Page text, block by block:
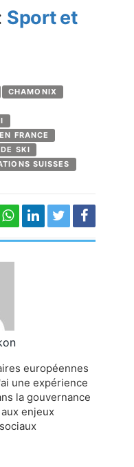
Sport et
CHAMONIX
FRANCE
SKI
SUISSES
européennes
une expérience
la gouvernance
enjeux